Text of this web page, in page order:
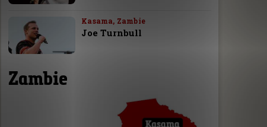
Kasama, Zambie
Joe Turnbull
Zambie